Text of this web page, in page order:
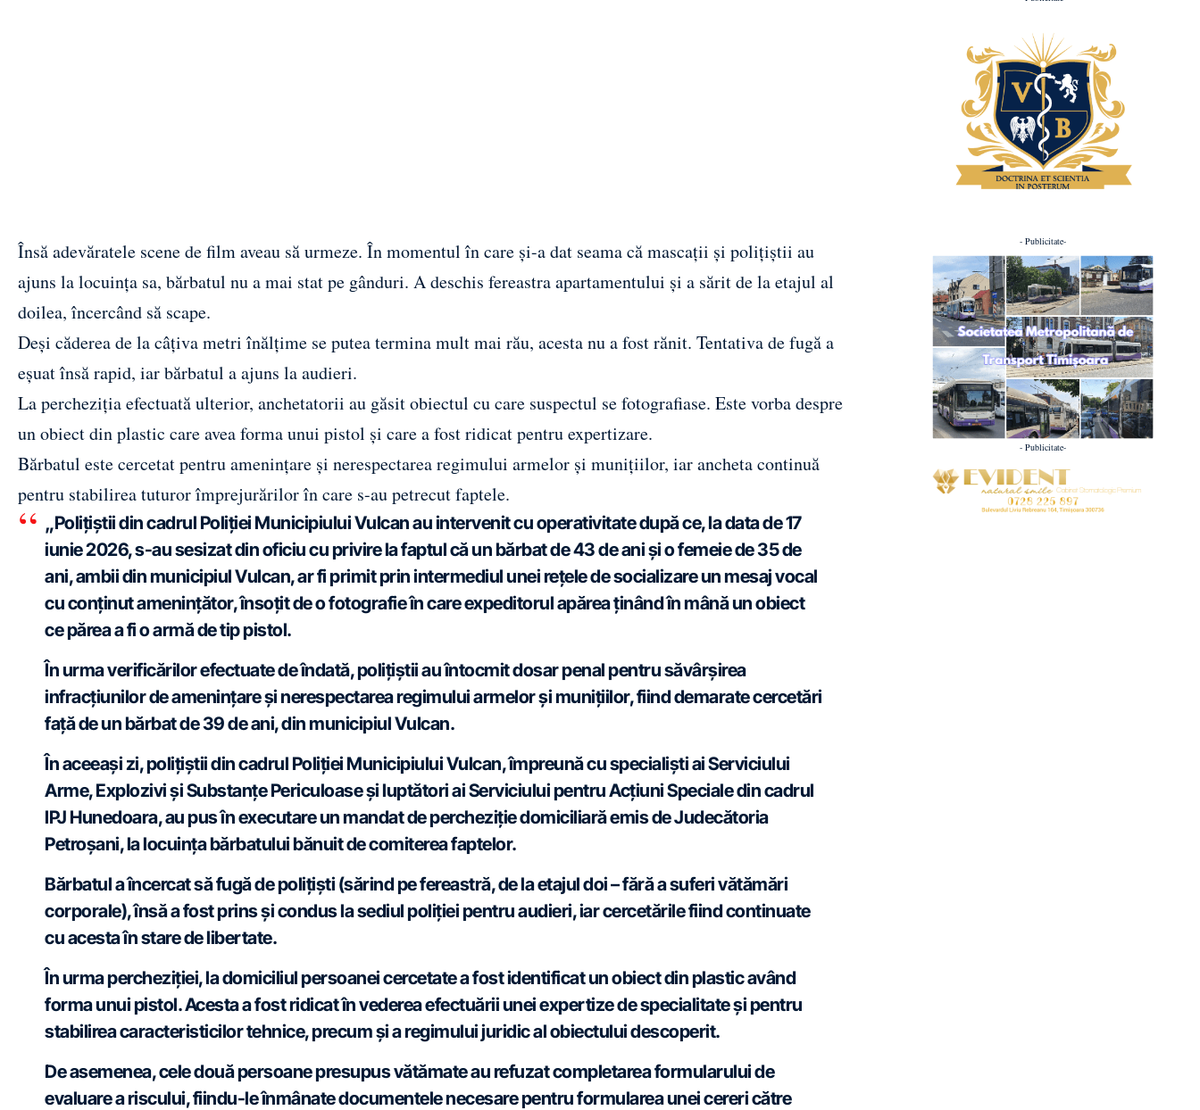
Însă adevăratele scene de film aveau să urmeze. În momentul în care și-a dat seama că mascații și polițiștii au
ajuns la locuința sa, bărbatul nu a mai stat pe gânduri. A deschis fereastra apartamentului și a sărit de la etajul al
doilea, încercând să scape.
Deși căderea de la câțiva metri înălțime se putea termina mult mai rău, acesta nu a fost rănit. Tentativa de fugă a
eșuat însă rapid, iar bărbatul a ajuns la audieri.
La percheziția efectuată ulterior, anchetatorii au găsit obiectul cu care suspectul se fotografiase. Este vorba despre
un obiect din plastic care avea forma unui pistol și care a fost ridicat pentru expertizare.
Bărbatul este cercetat pentru amenințare și nerespectarea regimului armelor și munițiilor, iar ancheta continuă
pentru stabilirea tuturor împrejurărilor în care s-au petrecut faptele.
„Polițiștii din cadrul Poliției Municipiului Vulcan au intervenit cu operativitate după ce, la data de 17
iunie 2026, s-au sesizat din oficiu cu privire la faptul că un bărbat de 43 de ani și o femeie de 35 de
ani, ambii din municipiul Vulcan, ar fi primit prin intermediul unei rețele de socializare un mesaj vocal
cu conținut amenințător, însoțit de o fotografie în care expeditorul apărea ținând în mână un obiect
ce părea a fi o armă de tip pistol.
În urma verificărilor efectuate de îndată, polițiștii au întocmit dosar penal pentru săvârșirea
infracțiunilor de amenințare și nerespectarea regimului armelor și munițiilor, fiind demarate cercetări
față de un bărbat de 39 de ani, din municipiul Vulcan.
În aceeași zi, polițiștii din cadrul Poliției Municipiului Vulcan, împreună cu specialiști ai Serviciului
Arme, Explozivi și Substanțe Periculoase și luptători ai Serviciului pentru Acțiuni Speciale din cadrul
IPJ Hunedoara, au pus în executare un mandat de percheziție domiciliară emis de Judecătoria
Petroșani, la locuința bărbatului bănuit de comiterea faptelor.
Bărbatul a încercat să fugă de polițiști (sărind pe fereastră, de la etajul doi – fără a suferi vătămări
corporale), însă a fost prins și condus la sediul poliției pentru audieri, iar cercetările fiind continuate
cu acesta în stare de libertate.
În urma percheziției, la domiciliul persoanei cercetate a fost identificat un obiect din plastic având
forma unui pistol. Acesta a fost ridicat în vederea efectuării unei expertize de specialitate și pentru
stabilirea caracteristicilor tehnice, precum și a regimului juridic al obiectului descoperit.
De asemenea, cele două persoane presupus vătămate au refuzat completarea formularului de
evaluare a riscului, fiindu-le înmânate documentele necesare pentru formularea unei cereri către
- Publicitate-
- Publicitate-